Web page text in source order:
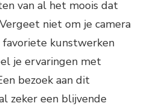
van al het moois dat
niet om je camera
kunstwerken
je ervaringen met
bezoek aan dit
zeker een blijvende